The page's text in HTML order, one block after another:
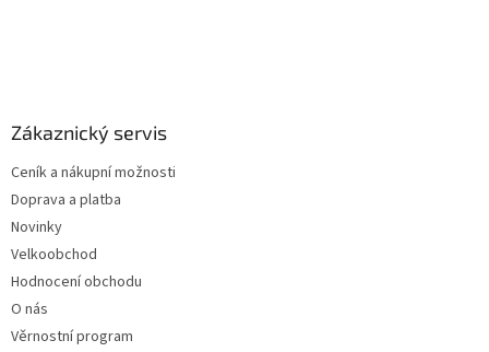
Zákaznický servis
Ceník a nákupní možnosti
Doprava a platba
Novinky
Velkoobchod
Hodnocení obchodu
O nás
Věrnostní program